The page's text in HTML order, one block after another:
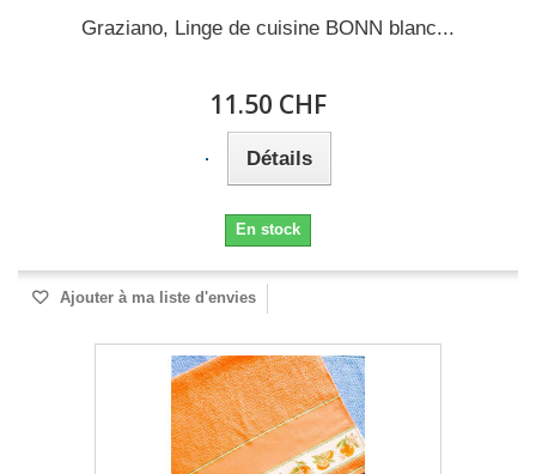
Graziano, Linge de cuisine BONN blanc...
11.50 CHF
Détails
En stock
Ajouter à ma liste d'envies